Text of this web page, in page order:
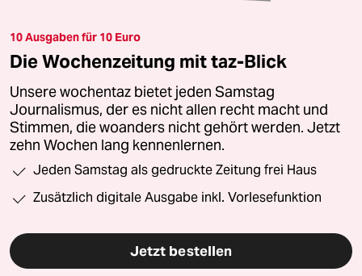
10 Ausgaben für 10 Euro
Die Wochenzeitung mit taz-Blick
Unsere wochentaz bietet jeden Samstag
Journalismus, der es nicht allen recht macht und
Stimmen, die woanders nicht gehört werden. Jetzt
zehn Wochen lang kennenlernen.
Jeden Samstag als gedruckte Zeitung frei Haus
Zusätzlich digitale Ausgabe inkl. Vorlesefunktion
Jetzt bestellen